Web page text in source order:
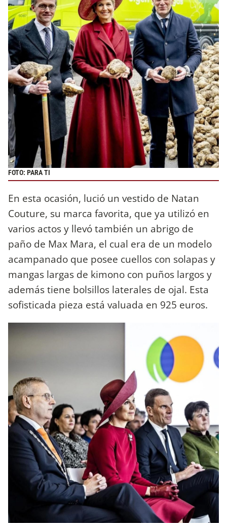
FOTO: PARA TI
En esta ocasión, lució un vestido de Natan
Couture, su marca favorita, que ya utilizó en
varios actos y llevó también un abrigo de
paño de Max Mara, el cual era de un modelo
acampanado que posee cuellos con solapas y
mangas largas de kimono con puños largos y
además tiene bolsillos laterales de ojal. Esta
sofisticada pieza está valuada en 925 euros.